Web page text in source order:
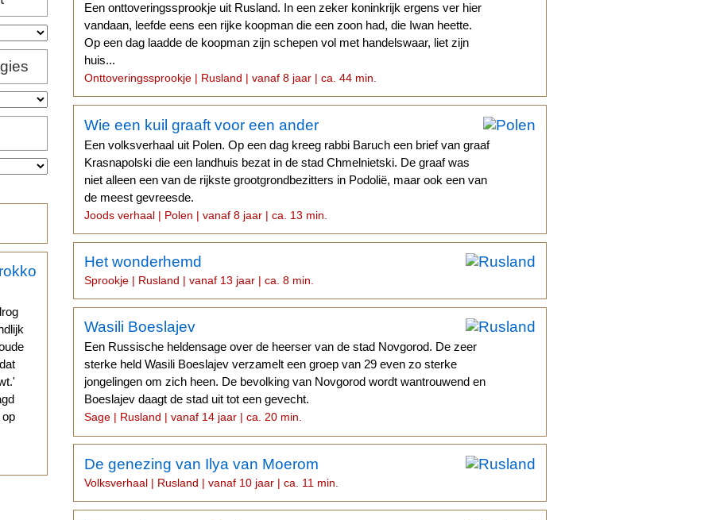
op
Een onttoveringssprookje uit Rusland. In een zeker koninkrijk ergens ver hier
vandaan, leefde eens een rijke koopman die een zoon had, die Iwan heette.
Op een dag laadde de koopman zijn schepen vol met handelswaar, liet zijn
huis...
Onttoveringssprookje | Rusland | vanaf 8 jaar | ca. 44 min.
Wie een kuil graaft voor een ander
Een volksverhaal uit Polen. Op een dag kreeg rabbi Baruch een brief van graaf
Krasnapolski die een landhuis bezat in de stad Chmelnietski. De graaf was
niet alleen een van de rijkste grootgrondbezitters in Podolië, maar ook een van
de meest gevreesde.
Joods verhaal | Polen | vanaf 8 jaar | ca. 13 min.
Het wonderhemd
Sprookje | Rusland | vanaf 13 jaar | ca. 8 min.
Wasili Boeslajev
Een Russische heldensage over de heerser van de stad Novgorod. De zeer
sterke held Wasili Boeslajev verzamelt een groep van 29 even zo sterke
jongelingen om zich heen. De bevolking van Novgorod wordt wantrouwend en
Boeslajev daagt de stad uit tot een gevecht.
Sage | Rusland | vanaf 14 jaar | ca. 20 min.
De genezing van Ilya van Moerom
Volksverhaal | Rusland | vanaf 10 jaar | ca. 11 min.